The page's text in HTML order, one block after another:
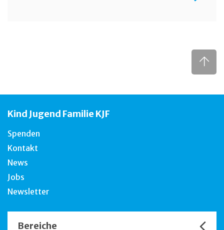
Kind Jugend Familie KJF
Spenden
Kontakt
News
Jobs
Newsletter
Bereiche